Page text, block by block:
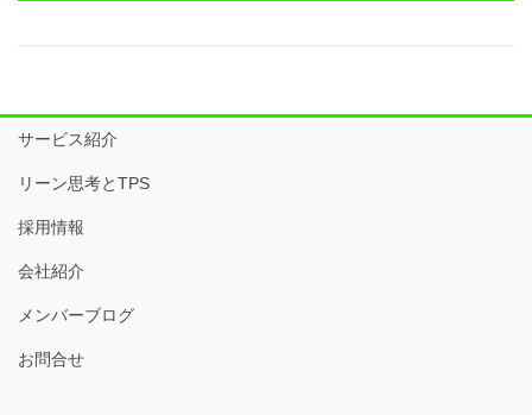
サービス紹介
リーン思考とTPS
採用情報
会社紹介
メンバーブログ
お問合せ